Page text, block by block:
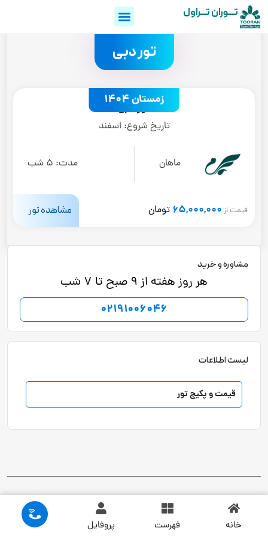
تـــوران تـــراول
تور دبی
زمستان 1404
تور دبی
تاریخ شروع: اسفند
ماهان مدت: 5 شب
قیمت از 65,000,000 تومان مشاهده تور
مشاوره و خرید
هر روز هفته از 9 صبح تا 7 شب
02191006046
لیست اطلاعات
قیمت و پکیج تور
خانه فهرست پروفایل